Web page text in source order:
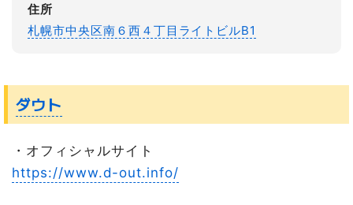
住所
札幌市中央区南６西４丁目ライトビルB1
ダウト
・オフィシャルサイト
https://www.d-out.info/